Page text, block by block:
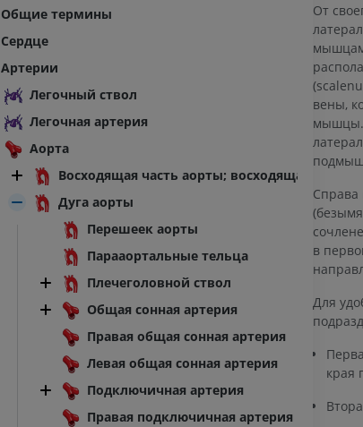
Общие термины
Сердце
Артерии
Легочный ствол
Легочная артерия
Аорта
Восходящая часть аорты; восходящая аорта
Дуга аорты
Перешеек аорты
Парааортальные тельца
Плечеголовной ствол
Общая сонная артерия
Правая общая сонная артерия
Левая общая сонная артерия
Подключичная артерия
Правая подключичная артерия
От
вены,
мышцы.
Справа
в
Для
края